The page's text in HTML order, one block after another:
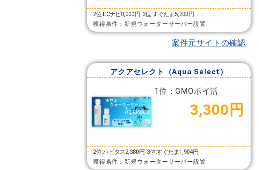
2位:ECナビ8,000円 3位:すぐたま5,200円
獲得条件：新規ウォーターサーバー設置
案件元サイトの確認
アクアセレクト（Aqua Select）
1位：GMOポイ活
3,300円
2位:ハピタス2,380円 3位:すぐたま1,904円
獲得条件：新規ウォーターサーバー設置